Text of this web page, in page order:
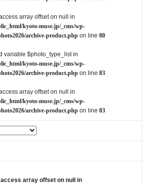
array offset on null in
kyoto-muse.jp/_cms/wp-
archive-product.php on line 80
variable $photo_type_list in
kyoto-muse.jp/_cms/wp-
archive-product.php on line 83
array offset on null in
kyoto-muse.jp/_cms/wp-
archive-product.php on line 83
access array offset on null in